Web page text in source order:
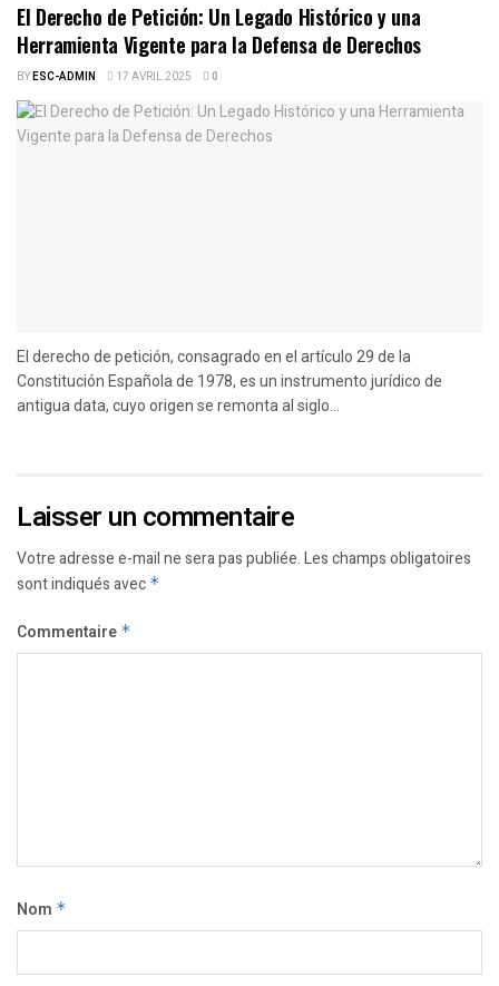
El Derecho de Petición: Un Legado Histórico y una
Herramienta Vigente para la Defensa de Derechos
BYESC-ADMIN 17 AVRIL 2025 0
El derecho de petición, consagrado en el artículo 29 de la
Constitución Española de 1978, es un instrumento jurídico de
antigua data, cuyo origen se remonta al siglo...
Laisser un commentaire
Votre adresse e-mail ne sera pas publiée.Les champs obligatoires
sont indiqués avec *
Commentaire *
Nom *